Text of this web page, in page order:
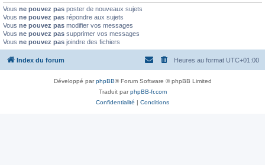
Vous ne pouvez pas poster de nouveaux sujets
Vous ne pouvez pas répondre aux sujets
Vous ne pouvez pas modifier vos messages
Vous ne pouvez pas supprimer vos messages
Vous ne pouvez pas joindre des fichiers
Index du forum Heures au format UTC+01:00
Développé parphpBB® Forum Software © phpBB Limited
Traduit parphpBB-fr.com
Confidentialité | Conditions